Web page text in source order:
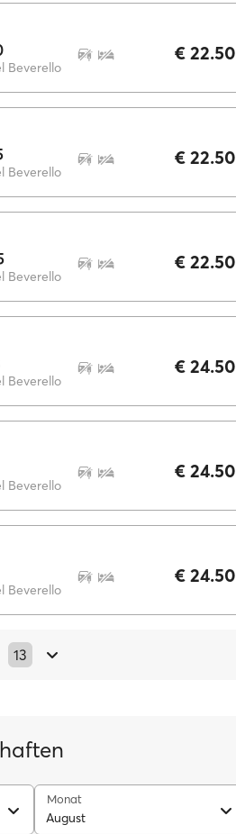
Beverello
€ 22.50
Beverello
€ 22.50
Beverello
€ 22.50
Beverello
€ 24.50
Beverello
€ 24.50
Beverello
€ 24.50
13
Monat
August